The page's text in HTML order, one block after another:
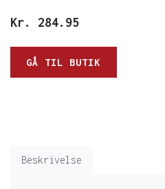
Kr. 284.95
GÅ TIL BUTIK
Beskrivelse